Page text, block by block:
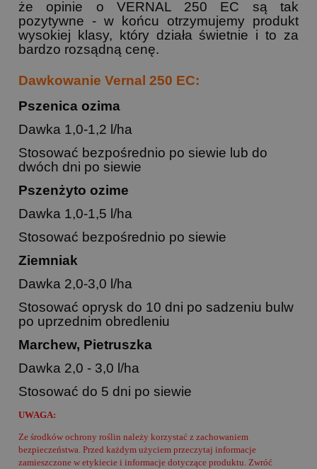
że opinie o VERNAL 250 EC są tak
pozytywne - w końcu otrzymujemy produkt
wysokiej klasy, który działa świetnie i to za
bardzo rozsądną cenę.
Dawkowanie Vernal 250 EC:
Pszenica ozima
Dawka 1,0-1,2 l/ha
Stosować bezpośrednio po siewie lub do
dwóch dni po siewie
Pszenżyto ozime
Dawka 1,0-1,5 l/ha
Stosować bezpośrednio po siewie
Ziemniak
Dawka 2,0-3,0 l/ha
Stosować oprysk do 10 dni po sadzeniu bulw
po uprzednim obredleniu
Marchew, Pietruszka
Dawka 2,0 - 3,0 l/ha
Stosować do 5 dni po siewie
UWAGA:
Ze środków ochrony roślin należy korzystać z zachowaniem
bezpieczeństwa. Przed każdym użyciem przeczytaj informacje
zamieszczone w etykiecie i informacje dotyczące produktu. Zwróć